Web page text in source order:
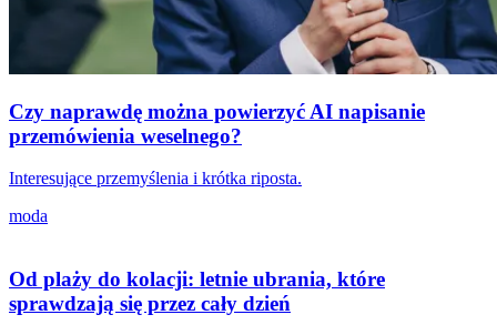
Czy naprawdę można powierzyć AI napisanie
przemówienia weselnego?
Interesujące przemyślenia i krótka riposta.
moda
Od plaży do kolacji: letnie ubrania, które
sprawdzają się przez cały dzień